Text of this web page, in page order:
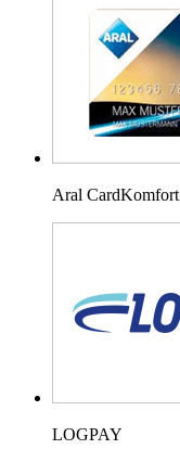
Aral CardKomfort
LOGPAY